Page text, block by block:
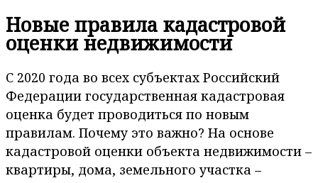
Новые правила кадастровой
оценки недвижимости
С 2020 года во всех субъектах Российский
Федерации государственная кадастровая
оценка будет проводиться по новым
правилам. Почему это важно? На основе
кадастровой оценки объекта недвижимости –
квартиры, дома, земельного участка –